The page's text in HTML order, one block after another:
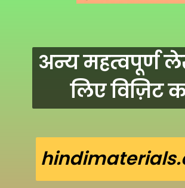
अन्य महत्वपूर्ण
लिए विज़िट